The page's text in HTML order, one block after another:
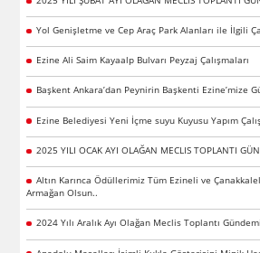
Yol Genişletme ve Cep Araç Park Alanları ile İlgili
Ezine Ali Saim Kayaalp Bulvarı Peyzaj Çalışmaları
Başkent Ankara’dan Peynirin Başkenti Ezine’mize
Ezine Belediyesi Yeni İçme suyu Kuyusu Yapım
2025 YILI OCAK AYI OLAĞAN MECLIS TOPLANTI
Altın Karınca Ödüllerimiz Tüm Ezineli ve
Armağan Olsun..
2024 Yılı Aralık Ayı Olağan Meclis Toplantı Gündemi